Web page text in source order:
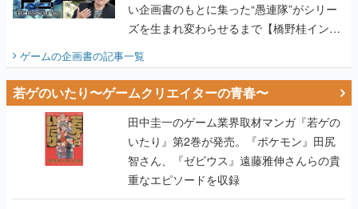
い企画書のもとに集った“愚連隊”がシリー
ズを生まれ変わらせるまで【橋野桂インタ
ビュー】
ゲームの企画書の記事一覧
若ゲのいたり〜ゲームクリエイターの青春〜
田中圭一のゲーム業界取材マンガ『若ゲの
いたり』第2巻が発売。『ポケモン』田尻
智さん、『ゼビウス』遠藤雅伸さんらの貴
重なエピソードを収録